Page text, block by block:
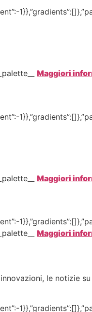
Maggiori
Maggiori
Maggiori
le notizie